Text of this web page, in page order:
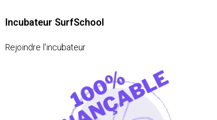
Incubateur SurfSchool
Rejoindre l'incubateur